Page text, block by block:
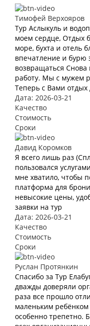
Тимофей Верхояров
Тур Аслыкуль и
моем сердце, Отдых
море, бухта и отель
впечатление и бурю
возвращаться
работу. Мы с мужем
Теперь с Вами
Дата: 2026-03-21
Качество
Стоимость
Сроки
Давид Коромков
Я всего лишь раз
пользовался
мне хватило, чтобы
платформа для
невысокие цены,
заявки на тур
Дата: 2026-03-21
Качество
Стоимость
Сроки
Руслан Протянкин
Спасибо за Тур
дважды доверяли
раза все прошло
маленьким ребёнком
особенно трепетно.